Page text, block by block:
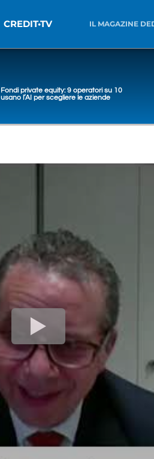
CREDIT•TV IL MAGAZINE
Fondi private equity: 9 operatori su 10
usano l’AI per scegliere le aziende